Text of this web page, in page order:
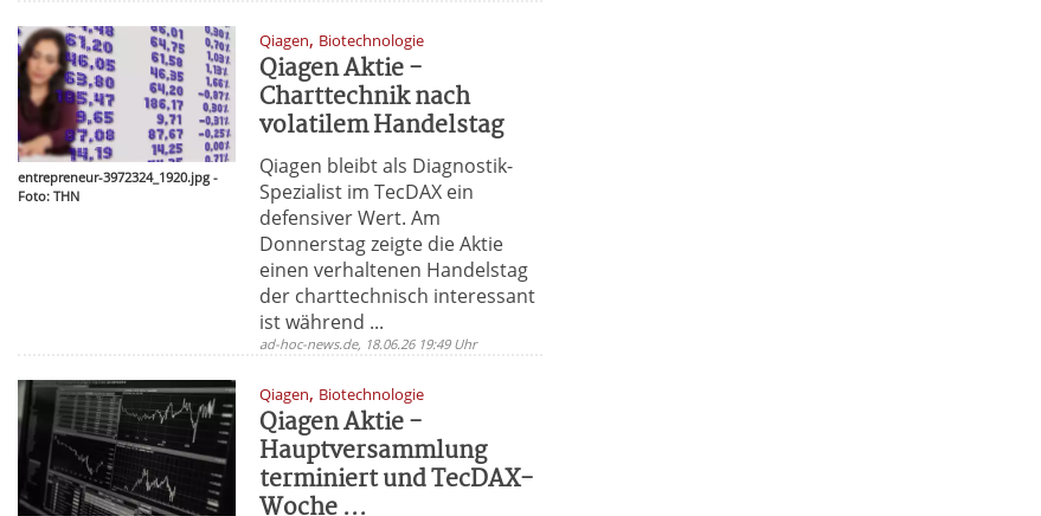
entrepreneur-3972324_1920.jpg -
Foto: THN
Qiagen, Biotechnologie
Qiagen Aktie -
Charttechnik nach
volatilem Handelstag
Qiagen bleibt als Diagnostik-
Spezialist im TecDAX ein
defensiver Wert. Am
Donnerstag zeigte die Aktie
einen verhaltenen Handelstag
der charttechnisch interessant
ist während ...
ad-hoc-news.de, 18.06.26 19:49 Uhr
Qiagen, Biotechnologie
Qiagen Aktie -
Hauptversammlung
terminiert und TecDAX-
Woche ...